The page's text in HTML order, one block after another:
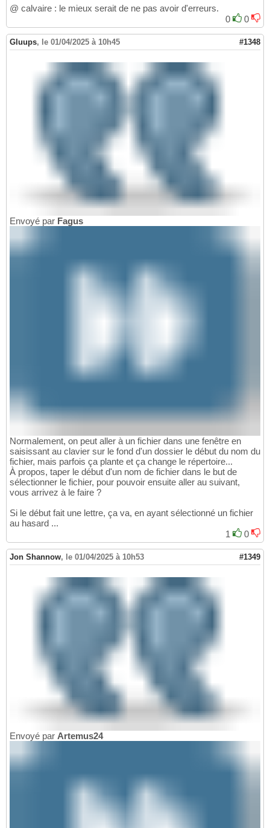
@ calvaire : le mieux serait de ne pas avoir d'erreurs.
0
0
Gluups, le 01/04/2025 à 10h45 #1348
Envoyé par Fagus
Normalement, on peut aller à un fichier dans une fenêtre en
saisissant au clavier sur le fond d'un dossier le début du nom du
fichier, mais parfois ça plante et ça change le répertoire...
À propos, taper le début d'un nom de fichier dans le but de
sélectionner le fichier, pour pouvoir ensuite aller au suivant,
vous arrivez à le faire ?
Si le début fait une lettre, ça va, en ayant sélectionné un fichier
au hasard ...
1
0
Jon Shannow, le 01/04/2025 à 10h53 #1349
Envoyé par Artemus24